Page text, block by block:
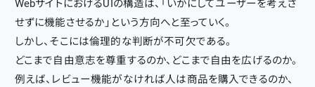
WebサイトにおけるUIの構造は、「いかにしてユーザーを考えさ
せずに機能させるか」という方向へと至っていく。
しかし、そこには倫理的な判断が不可欠である。
どこまで自由意志を尊重するのか、どこまで自由を広げるのか。
例えば、レビュー機能がなければ人は商品を購入できるのか、